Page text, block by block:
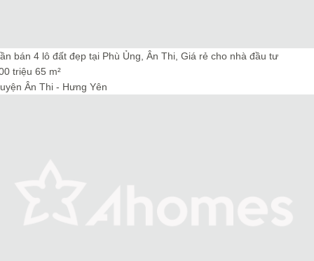
bán 4 lô đất đẹp tại Phù Ủng, Ân Thi, Giá rẻ cho nhà đầu tư
triệu 65 m²
Ân Thi - Hưng Yên